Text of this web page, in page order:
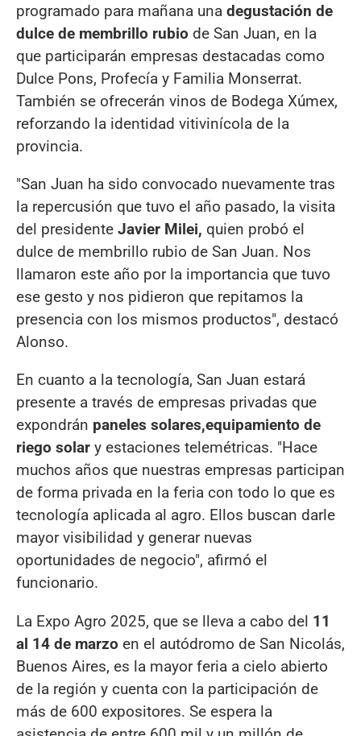
programado para mañana una degustación de
dulce de membrillo rubio de San Juan, en la
que participarán empresas destacadas como
Dulce Pons, Profecía y Familia Monserrat.
También se ofrecerán vinos de Bodega Xúmex,
reforzando la identidad vitivinícola de la
provincia.
"San Juan ha sido convocado nuevamente tras
la repercusión que tuvo el año pasado, la visita
del presidente Javier Milei, quien probó el
dulce de membrillo rubio de San Juan. Nos
llamaron este año por la importancia que tuvo
ese gesto y nos pidieron que repitamos la
presencia con los mismos productos", destacó
Alonso.
En cuanto a la tecnología, San Juan estará
presente a través de empresas privadas que
expondrán paneles solares,equipamiento de
riego solar y estaciones telemétricas. "Hace
muchos años que nuestras empresas participan
de forma privada en la feria con todo lo que es
tecnología aplicada al agro. Ellos buscan darle
mayor visibilidad y generar nuevas
oportunidades de negocio", afirmó el
funcionario.
La Expo Agro 2025, que se lleva a cabo del 11
al 14 de marzo en el autódromo de San Nicolás,
Buenos Aires, es la mayor feria a cielo abierto
de la región y cuenta con la participación de
más de 600 expositores. Se espera la